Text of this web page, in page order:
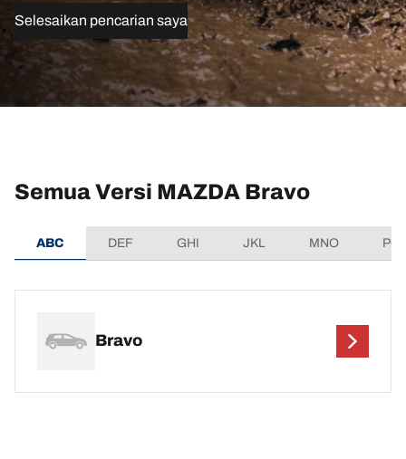
Selesaikan pencarian saya
Semua Versi MAZDA Bravo
ABC DEF GHI JKL MNO
Bravo